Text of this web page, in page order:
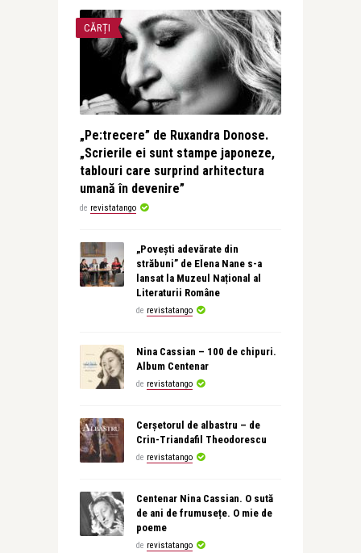
CĂRȚI
„Pe:trecere” de Ruxandra Donose.
„Scrierile ei sunt stampe japoneze,
tablouri care surprind arhitectura
umană în devenire”
de revistatango
„Povești adevărate din
străbuni” de Elena Nane s-a
lansat la Muzeul Național al
Literaturii Române
de revistatango
Nina Cassian – 100 de chipuri.
Album Centenar
de revistatango
Cerșetorul de albastru – de
Crin-Triandafil Theodorescu
de revistatango
Centenar Nina Cassian. O sută
de ani de frumusețe. O mie de
poeme
de revistatango